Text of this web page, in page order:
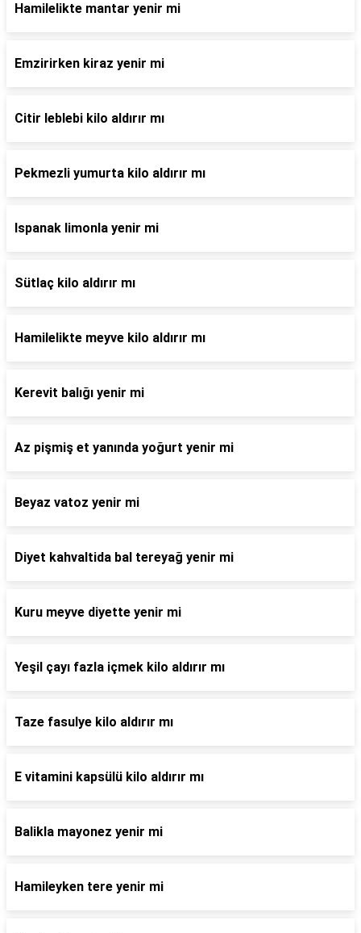
Hamilelikte mantar yenir mi
Emzirirken kiraz yenir mi
Citir leblebi kilo aldırır mı
Pekmezli yumurta kilo aldırır mı
Ispanak limonla yenir mi
Sütlaç kilo aldırır mı
Hamilelikte meyve kilo aldırır mı
Kerevit balığı yenir mi
Az pişmiş et yanında yoğurt yenir mi
Beyaz vatoz yenir mi
Diyet kahvaltida bal tereyağ yenir mi
Kuru meyve diyette yenir mi
Yeşil çayı fazla içmek kilo aldırır mı
Taze fasulye kilo aldırır mı
E vitamini kapsülü kilo aldırır mı
Balikla mayonez yenir mi
Hamileyken tere yenir mi